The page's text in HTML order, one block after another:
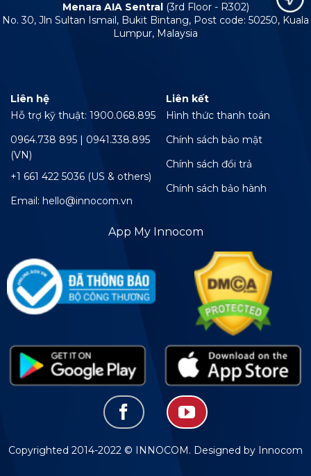
Menara AIA Sentral (3rd Floor - R302)
No. 30, Jln Sultan Ismail, Bukit Bintang, Post code: 50250, Kuala
Lumpur, Malaysia
Liên hệ
Hỗ trợ kỹ thuật: 1900.068.895
0964.738 895 | 0941.338.895
(VN)
+1 661 422 5036 (US & others)
Email: hello@innocom.vn
Liên kết
Hình thức thanh toán
Chính sách bảo mật
Chính sách đổi trả
Chính sách bảo hành
App My Innocom
Copyrighted 2014-2022 © INNOCOM. Designed by Innocom